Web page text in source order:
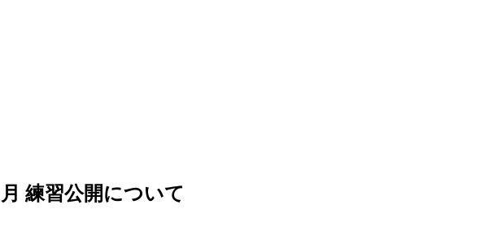
練習公開について